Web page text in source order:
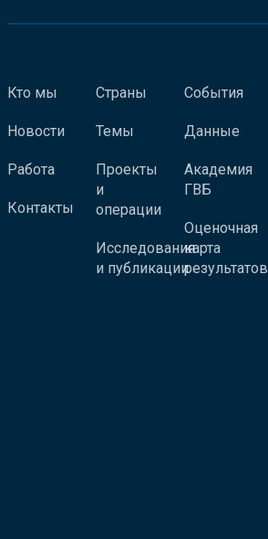
Кто мы
Новости
Работа
Контакты
Страны
Темы
Проекты
и
операции
Исследования
и публикации
События
Данные
Академия
ГВБ
Оценочная
карта
результатов